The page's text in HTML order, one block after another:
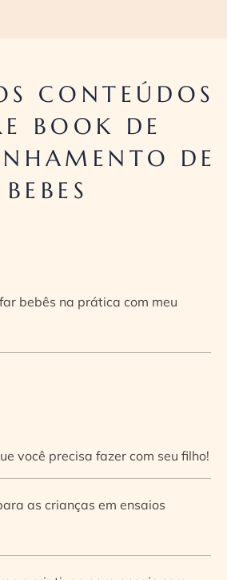
CONTEÚDOS
BOOK DE
DE
BEBES
bebês na prática com meu
você precisa fazer com seu filho!
as crianças em ensaios